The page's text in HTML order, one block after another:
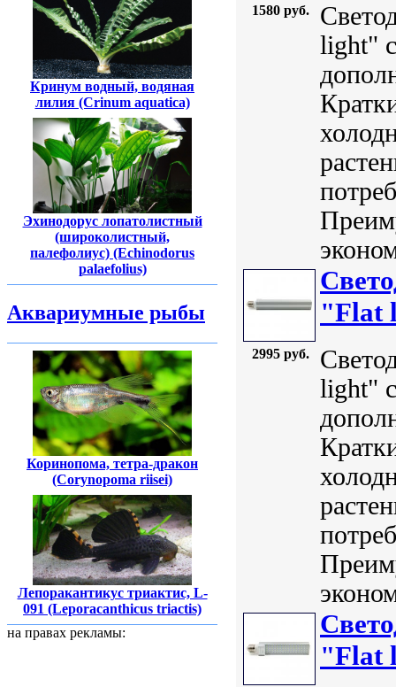
Кринум водный, водяная
лилия (Crinum aquatica)
Эхинодорус лопатолистный
(широколистный,
палефолиус) (Echinodorus
palaefolius)
Аквариумные рыбы
Коринопома, тетра-дракон
(Corynopoma riisei)
Лепоракантикус триактис, L-
091 (Leporacanthicus triactis)
на правах рекламы:
1580 руб.
light"
2995 руб.
"Flat
light"
"Flat